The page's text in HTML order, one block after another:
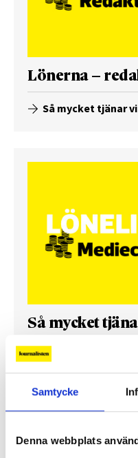
Samtycke
Denna webbplats
Lönerna –
Så mycket tjänar
Så mycket
Så mycket tjänar